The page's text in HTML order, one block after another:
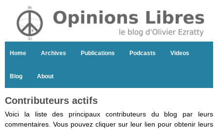
Home Archives Publications Podcasts Videos
Blog About
Contributeurs actifs
Voici la liste des principaux contributeurs du blog par leurs
commentaires. Vous pouvez cliquer sur leur lien pour obtenir leurs